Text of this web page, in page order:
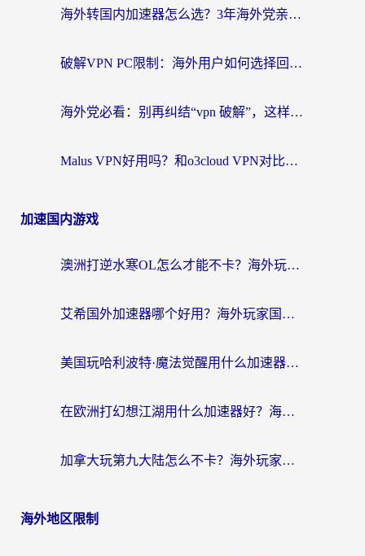
海外转国内加速器怎么选？3年海外党亲测指南，无缝刷剧玩游戏不再难
破解VPN PC限制：海外用户如何选择回国加速器实现无缝访问国内资源
海外党必看：别再纠结“vpn 破解”，这样选回国加速器才能真正无缝访问国内资源
Malus VPN好用吗？和o3cloud VPN对比哪个回国效果更好？
加速国内游戏
澳洲打逆水寒OL怎么才能不卡？海外玩家国服游戏加速终极指南（附梦幻模拟战地铁跑酷解决办法）
艾希国外加速器哪个好用？海外玩家国服游戏畅玩终极指南（附欧洲玩鸣潮街头篮球实测）
美国玩哈利波特·魔法觉醒用什么加速器？告别延迟的终极指南（含免费QQ炫舞方案+印尼妄想山海秘籍）
在欧洲打幻想江湖用什么加速器好？海外玩家国服游戏畅玩指南
加拿大玩第九大陆怎么不卡？海外玩家国服游戏加速全攻略（附足球世界萤火突击实测）
海外地区限制